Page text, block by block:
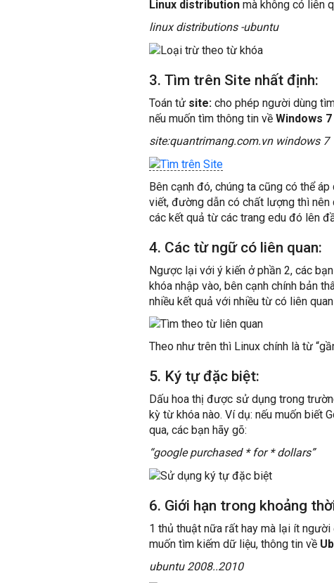
Linux distribution mà không có liên
linux distributions -ubuntu
3. Tìm trên Site nhất định:
Toán tử site: cho phép người dùng
nếu muốn tìm thông tin về Windows 7
site:quantrimang.com.vn windows 7
Bên cạnh đó, chúng ta cũng có thể
viết, đường dẫn có chất lượng thì nên
các kết quả từ các trang edu đó lên
4. Các từ ngữ có liên quan:
Ngược lại với ý kiến ở phần 2, các
khóa nhập vào, bên cạnh chính bản
nhiều kết quả với nhiều từ có liên
Theo như trên thì Linux chính là từ
5. Ký tự đặc biệt:
Dấu hoa thị được sử dụng trong
kỳ từ khóa nào. Ví dụ: nếu muốn biết
qua, các bạn hãy gõ:
“google purchased * for * dollars”
6. Giới hạn trong khoảng
1 thủ thuật nữa rất hay mà lại ít
muốn tìm kiếm dữ liệu, thông tin về
ubuntu 2008..2010